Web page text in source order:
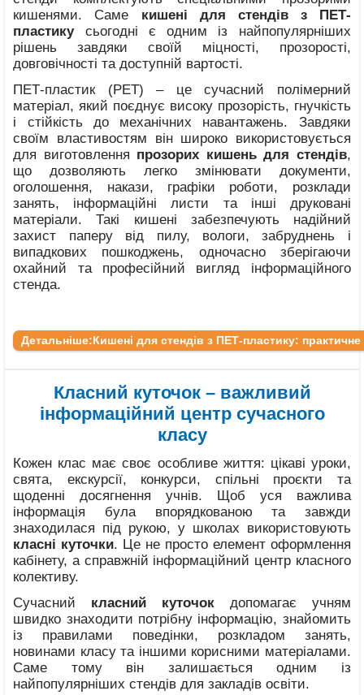
кишенями. Саме кишені для стендів з ПЕТ-
пластикусьогодні є одним із найпопулярніших
рішень завдяки своїй міцності, прозорості,
довговічності та доступній вартості.
ПЕТ-пластик (PET) – це сучасний полімерний
матеріал, який поєднує високу прозорість, гнучкість
і стійкість до механічних навантажень. Завдяки
своїм властивостям він широко використовується
для виготовлення прозорих кишень для стендів,
що дозволяють легко змінювати документи,
оголошення, накази, графіки роботи, розклади
занять, інформаційні листи та інші друковані
матеріали. Такі кишені забезпечують надійний
захист паперу від пилу, вологи, забруднень і
випадкових пошкоджень, одночасно зберігаючи
охайний та професійний вигляд інформаційного
стенда.
Детальніше:Кишені для стендів з ПЕТ-пластику: практичне
Класний куточок – важливий
інформаційний центр сучасного
класу
Кожен клас має своє особливе життя: цікаві уроки,
свята, екскурсії, конкурси, спільні проєкти та
щоденні досягнення учнів. Щоб уся важлива
інформація була впорядкованою та завжди
знаходилася під рукою, у школах використовують
класні куточки. Це не просто елемент оформлення
кабінету, а справжній інформаційний центр класного
колективу.
Сучасний класний куточок допомагає учням
швидко знаходити потрібну інформацію, знайомить
із правилами поведінки, розкладом занять,
новинами класу та іншими корисними матеріалами.
Саме тому він залишається одним із
найпопулярніших стендів для закладів освіти.